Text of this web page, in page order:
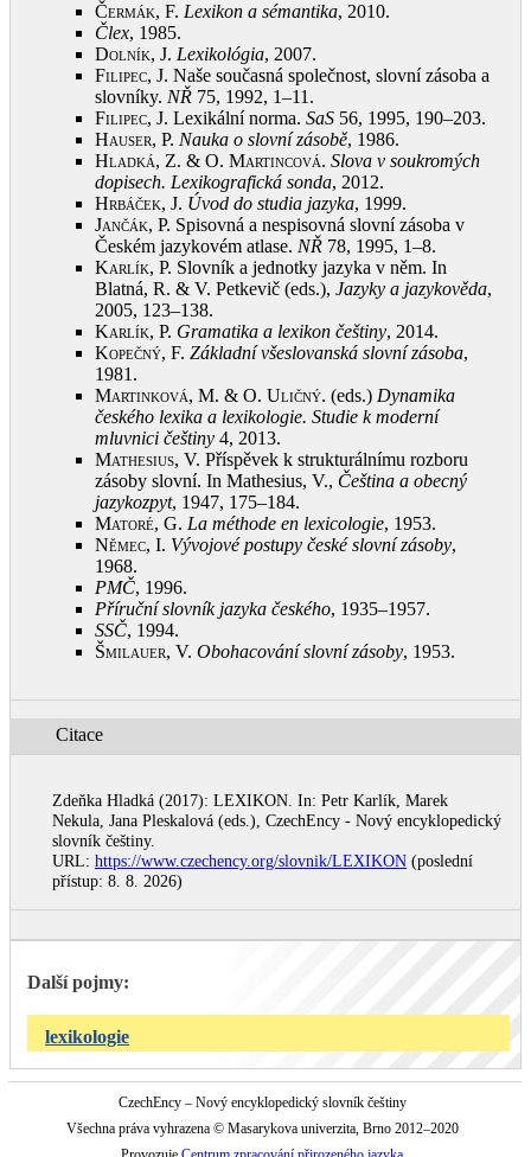
Čermák, F. Lexikon a sémantika, 2010.
Člex, 1985.
Dolník, J. Lexikológia, 2007.
Filipec, J. Naše současná společnost, slovní zásoba a
slovníky. NŘ 75, 1992, 1‒11 .
Filipec, J. Lexikální norma. SaS 56, 1995, 190‒203.
Hauser, P. Nauka o slovní zásobě, 1986.
Hladká, Z. & O. Martincová. Slova v soukromých
dopisech. Lexikografická sonda, 2012.
Hrbáček, J. Úvod do studia jazyka, 1999.
Jančák, P. Spisovná a nespisovná slovní zásoba v
Českém jazykovém atlase. NŘ 78, 1995, 1‒8.
Karlík, P. Slovník a jednotky jazyka v něm. In
Blatná, R. & V. Petkevič (eds.), Jazyky a jazykověda,
2005, 123‒138.
Karlík, P. Gramatika a lexikon češtiny, 2014.
Kopečný, F. Základní všeslovanská slovní zásoba,
1981 .
Martinková, M. & O. Uličný. (eds.) Dynamika
českého lexika a lexikologie. Studie k moderní
mluvnici češtiny 4, 2013.
Mathesius, V. Příspěvek k strukturálnímu rozboru
zásoby slovní. In Mathesius, V., Čeština a obecný
jazykozpyt, 1947, 175‒184.
Matoré, G. La méthode en lexicologie, 1953.
Němec, I. Vývojové postupy české slovní zásoby,
1968.
PMČ, 1996.
Příruční slovník jazyka českého, 1935‒1957.
SSČ, 1994.
Šmilauer, V. Obohacování slovní zásoby, 1953.
Citace
Zdeňka Hladká (2017): LEXIKON. In: Petr Karlík, Marek
Nekula, Jana Pleskalová (eds.), CzechEncy - Nový encyklopedický
slovník češtiny.
URL: https://www.czechency.org/slovnik/LEXIKON (poslední
přístup: 8. 8. 2026)
Další pojmy:
lexikologie
CzechEncy – Nový encyklopedický slovník češtiny
Všechna práva vyhrazena © Masarykova univerzita, Brno 2012–2020